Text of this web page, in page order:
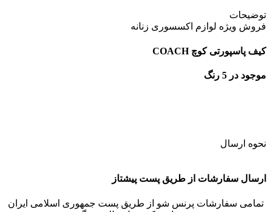
توضیحات
فروش ویژه لوازم اکسسوری زنانه
کیف پاسپورتی کوچ COACH
موجود در 5 رنگ
نحوه ارسال
ارسال سفارشات از طریق پست پیشتاز
تمامی سفارشات پرنس شو از طریق پست جمهوری اسلامی ایران